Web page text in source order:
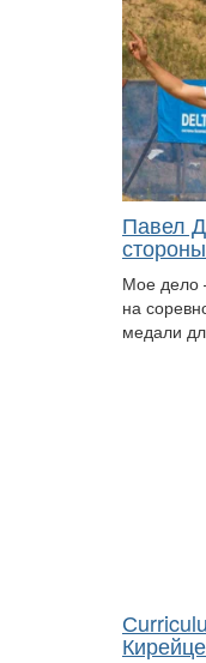
Павел
Мое дело
на
медали